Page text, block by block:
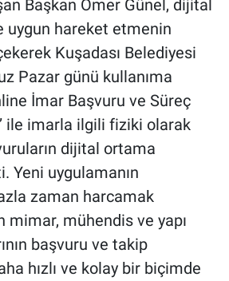
Başkan Ömer Günel, dijital
uygun hareket etmenin
Kuşadası Belediyesi
Pazar günü kullanıma
İmar Başvuru ve Süreç
ile imarla ilgili fiziki olarak
dijital ortama
Yeni uygulamanın
zaman harcamak
mimar, mühendis ve yapı
başvuru ve takip
hızlı ve kolay bir biçimde